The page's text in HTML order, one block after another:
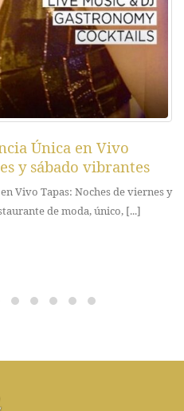
Única en Vivo
y sábado vibrantes
Vivo Tapas: Noches de viernes y
de moda, único, [...]